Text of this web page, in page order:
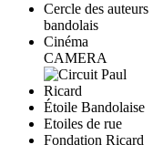
Cercle des auteurs
bandolais
Cinéma
CAMERA
Étoile Bandolaise
Etoiles de rue
Fondation Ricard